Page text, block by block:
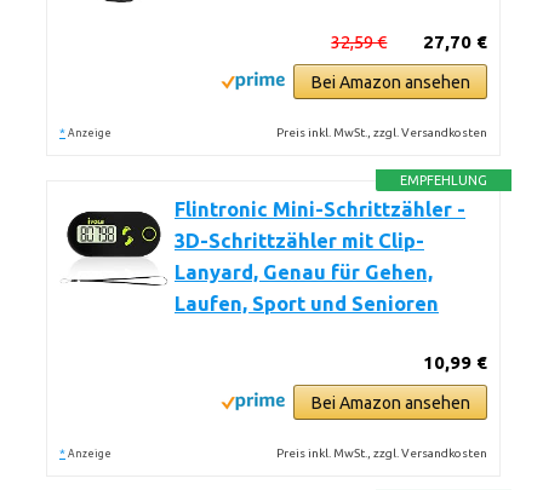
27,70 €
32,59 €
Bei Amazon ansehen
* Anzeige Preis inkl. MwSt., zzgl. Versandkosten
EMPFEHLUNG
Flintronic Mini-Schrittzähler -
3D-Schrittzähler mit Clip-
Lanyard, Genau für Gehen,
Laufen, Sport und Senioren
10,99 €
Bei Amazon ansehen
* Anzeige Preis inkl. MwSt., zzgl. Versandkosten